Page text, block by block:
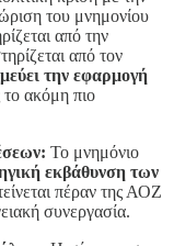
του μνημονίου
από την
από τον
την εφαρμογή
το ακόμη πιο
Το μνημόνιο
εκβάθυνση των
πέραν της ΑΟΖ
συνεργασία.